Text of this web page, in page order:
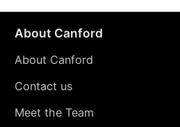
About Canford
About Canford
Contact us
Meet the Team